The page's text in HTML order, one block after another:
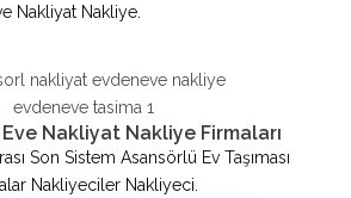
Nakliyat Nakliye.
Nakliyat Nakliye Firmaları
Son Sistem Asansörlü Ev Taşıması
Nakliyeciler Nakliyeci.